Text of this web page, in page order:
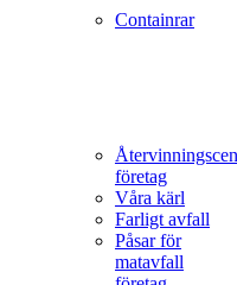
Containrar
företag
Våra kärl
Farligt avfall
Påsar för
matavfall